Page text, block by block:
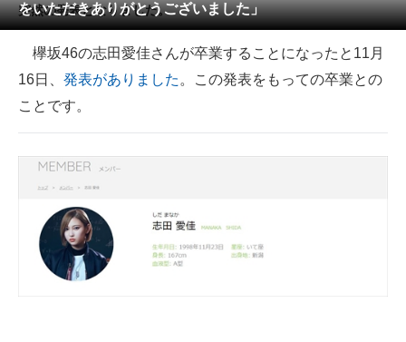
メディア
注目記事を集めた総合ページ
ITの今と未来を見通す
スマホと通信の最新トレンド
進化するPCとデバイスの未来
好きが集まる 比べて選べる
ビジネスと働き方のヒント
をいただきありがとうございました」
突然の発表となりました。
欅坂46の志田愛佳さんが卒業することになったと11月
16日、 発表がありました 。この発表をもっての卒業との
ことです。